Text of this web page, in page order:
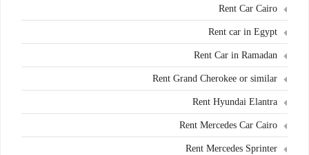
Rent Car Cairo
Rent car in Egypt
Rent Car in Ramadan
Rent Grand Cherokee or similar
Rent Hyundai Elantra
Rent Mercedes Car Cairo
Rent Mercedes Sprinter